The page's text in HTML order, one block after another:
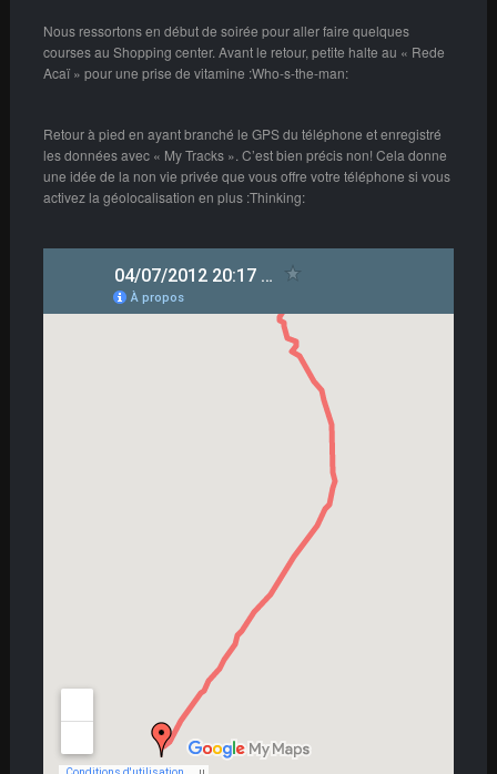
Nous ressortons en début de soirée pour aller faire quelques
courses au Shopping center. Avant le retour, petite halte au « Rede
Acaï » pour une prise de vitamine :Who-s-the-man:
Retour à pied en ayant branché le GPS du téléphone et enregistré
les données avec « My Tracks ». C’est bien précis non! Cela donne
une idée de la non vie privée que vous offre votre téléphone si vous
activez la géolocalisation en plus :Thinking: